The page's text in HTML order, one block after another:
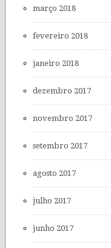
março 2018
fevereiro 2018
janeiro 2018
dezembro 2017
novembro 2017
setembro 2017
agosto 2017
julho 2017
junho 2017